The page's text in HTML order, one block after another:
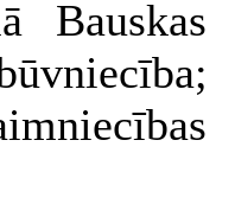
Bauskas